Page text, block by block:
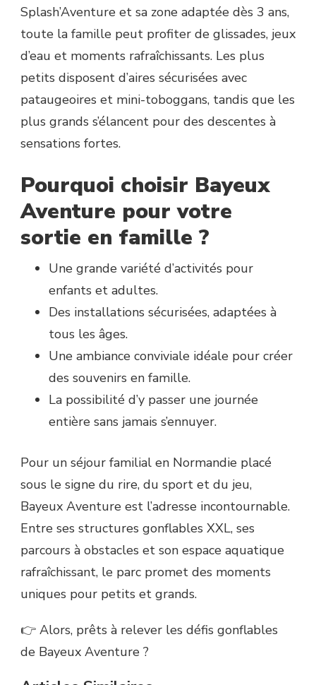
Splash’Aventure et sa zone adaptée dès 3 ans,
toute la famille peut profiter de glissades, jeux
d’eau et moments rafraîchissants. Les plus
petits disposent d’aires sécurisées avec
pataugeoires et mini-toboggans, tandis que les
plus grands s’élancent pour des descentes à
sensations fortes.
Pourquoi choisir Bayeux
Aventure pour votre
sortie en famille ?
Une grande variété d’activités pour
enfants et adultes.
Des installations sécurisées, adaptées à
tous les âges.
Une ambiance conviviale idéale pour créer
des souvenirs en famille.
La possibilité d’y passer une journée
entière sans jamais s’ennuyer.
Pour un séjour familial en Normandie placé
sous le signe du rire, du sport et du jeu,
Bayeux Aventure est l’adresse incontournable.
Entre ses structures gonflables XXL, ses
parcours à obstacles et son espace aquatique
rafraîchissant, le parc promet des moments
uniques pour petits et grands.
👉 Alors, prêts à relever les défis gonflables
de Bayeux Aventure ?